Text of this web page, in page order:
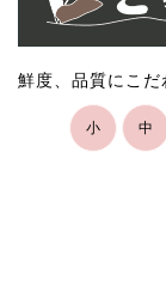
鮮度、品質にこだ
小 中